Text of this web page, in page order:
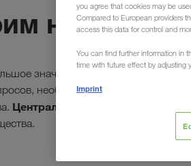
на Вашем
значение личному и прямому
необходимых для простого,
Централизованное
you agree that cookies may be
Compared to European providers
access this data for control and
You can find further information in
time with future effect by adjusting
Imprint